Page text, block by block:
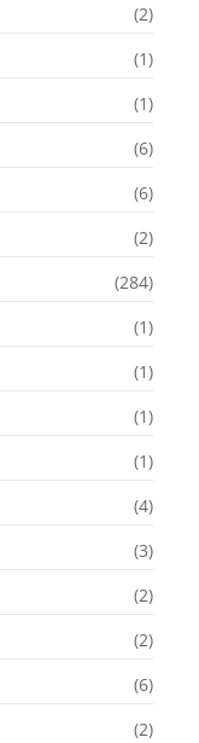
(2)
(1)
(1)
(6)
(6)
(2)
(284)
(1)
(1)
(1)
(1)
(4)
(3)
(2)
(2)
(6)
(2)